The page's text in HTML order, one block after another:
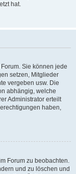
hat.
Sie können jede
setzen, Mitglieder
vergeben usw. Die
abhängig, welche
Administrator erteilt
haben,
Forum zu beobachten.
und zu löschen und